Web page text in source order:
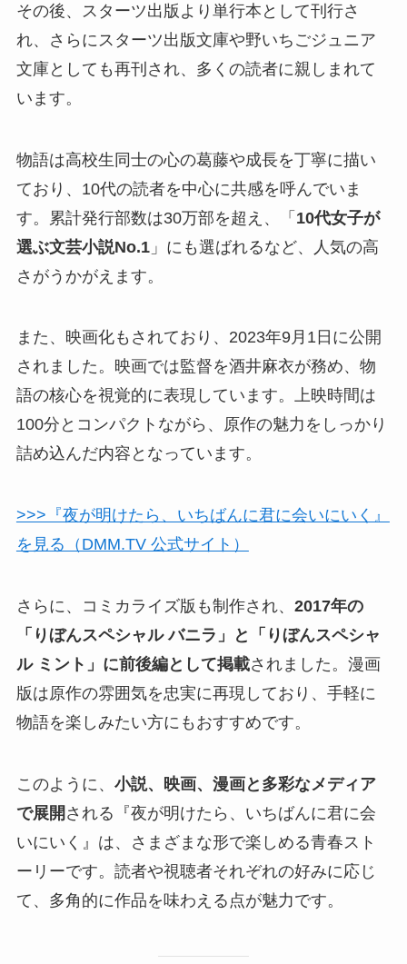
その後、スターツ出版より単行本として刊行さ
れ、さらにスターツ出版文庫や野いちごジュニア
文庫としても再刊され、多くの読者に親しまれて
います。
物語は高校生同士の心の葛藤や成長を丁寧に描い
ており、10代の読者を中心に共感を呼んでいま
す。累計発行部数は30万部を超え、「 10代女子が
選ぶ文芸小説No.1」にも選ばれるなど、人気の高
さがうかがえます。
また、映画化もされており、2023年9月1日に公開
されました。映画では監督を酒井麻衣が務め、物
語の核心を視覚的に表現しています。上映時間は
100分とコンパクトながら、原作の魅力をしっかり
詰め込んだ内容となっています。
>>>『夜が明けたら、いちばんに君に会いにいく』
を見る（DMM.TV 公式サイト）
さらに、コミカライズ版も制作され、 2017年の
「りぼんスペシャル バニラ」と「りぼんスペシャ
ル ミント」に前後編として掲載されました。 漫画
版は原作の雰囲気を忠実に再現 しており、手軽に
物語を楽しみたい方にもおすすめです。
このように、 小説、映画、漫画と多彩なメディア
で展開 される『夜が明けたら、いちばんに君に会
いにいく』は、さまざまな形で楽しめる青春スト
ーリーです。読者や視聴者それぞれの好みに応じ
て、多角的に作品を味わえる点が魅力です。